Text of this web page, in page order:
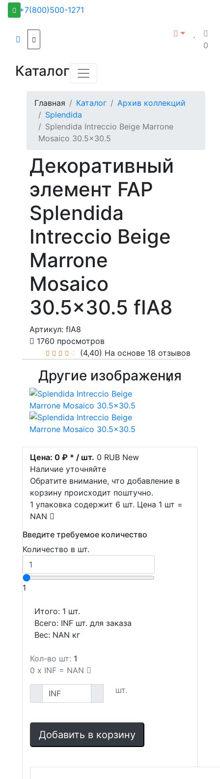
+7(800)500-1271
0
Каталог
Главная Каталог
Архив коллекций
Splendida
Splendida Intreccio Beige Marrone
Mosaico 30.5x30.5
Декоративный
элемент FAP
Splendida
Intreccio Beige
Marrone
Mosaico
30.5x30.5 fIA8
Артикул: fIA8
1760 просмотров
(4,40) На основе 18 отзывов
Другие изображения
Цена: 0 ₽ * / шт. 0 RUB New
Наличие уточняйте
Обратите внимание, что добавление в
корзину происходит поштучно.
1 упаковка содержит 6 шт. Цена 1 шт =
NAN
Введите требуемое количество
Количество в шт.
1
Итого: 1 шт.
Всего: INF шт. для заказа
Вес: NAN кг
Кол-во шт: 1
0 x INF = NAN
шт.
Добавить в корзину